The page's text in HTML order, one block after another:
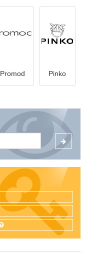
Promod Pinko